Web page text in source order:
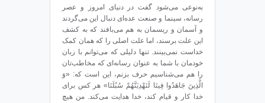
به‌نوعی می‌شود گفت در دنیای امروز و عصر
رسانه، سینما و صنعت عده‌ای دنبال این می‌گردند
و آسمان و ریسمان به هم می‌بافند که به کشف
این علت برسند، اما علت اصلی را که همان کمک
خداست نمی‌بینند. تنها دلیلی که می‌توانم با زبان
خودمان با شما به عنوان رسانه‌ای که مخاطب‌تان
را هم می‌شناسیم حرف بزنم، این است که: «وَ
الَّذِینَ جَاهَدُوا فِینَا لَنَهْدِیَنَّهُمْ سُبُلَنَا» هر کس برای
خدا کار و قیام کند، خدا هدایت می‌کند. من هیچ